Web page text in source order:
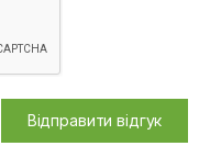
Відправити відгук